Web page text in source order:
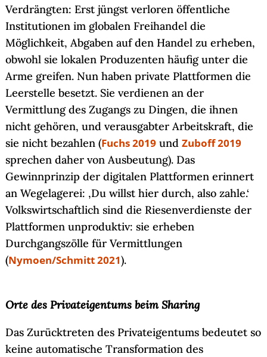
Verdrängten: Erst jüngst verloren öffentliche
Institutionen im globalen Freihandel die
Möglichkeit, Abgaben auf den Handel zu erheben,
obwohl sie lokalen Produzenten häufig unter die
Arme greifen. Nun haben private Plattformen die
Leerstelle besetzt. Sie verdienen an der
Vermittlung des Zugangs zu Dingen, die ihnen
nicht gehören, und verausgabter Arbeitskraft, die
sie nicht bezahlen (Fuchs 2019 und Zuboff 2019
sprechen daher von Ausbeutung). Das
Gewinnprinzip der digitalen Plattformen erinnert
an Wegelagerei: ‚Du willst hier durch, also zahle.‘
Volkswirtschaftlich sind die Riesenverdienste der
Plattformen unproduktiv: sie erheben
Durchgangszölle für Vermittlungen
(Nymoen/Schmitt 2021).
Orte des Privateigentums beim Sharing
Das Zurücktreten des Privateigentums bedeutet so
keine automatische Transformation des